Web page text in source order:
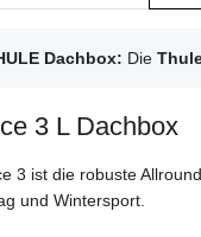
Dachbox: Die
3 L Dachbox
3 ist die robuste
und Wintersport.